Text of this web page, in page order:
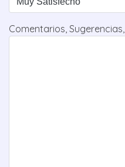
Comentarios,